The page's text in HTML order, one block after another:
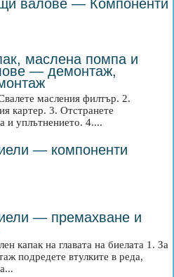
валове — Компоненти
маслена помпа и
— демонтаж,
масления филтър. 2.
картер. 3. Отстранете
и уплътнението. 4....
— компоненти
— премахване и
капак на главата на биелата 1. За
подредете втулките в реда,